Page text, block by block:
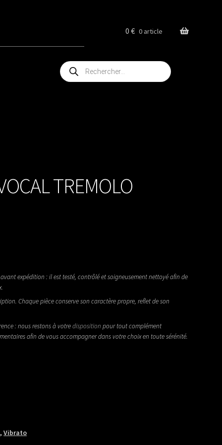
0€ 0 article
Recherche
de
produits
TREMOLO
expédition : il est testé, contrôlé et soigneusement nettoyé afin de
Chaque pièce conserve son caractère propre, reflet de son
: nous restons à votredisposition pour tout complément
afin de vous accompagner dans votre choix en toute sérénité.
,Vibrato